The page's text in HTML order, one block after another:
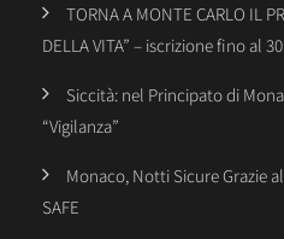
TORNA A MONTE CARLO IL
DELLA VITA” – iscrizione fino al
Siccità: nel Principato di
“Vigilanza”
Monaco, Notti Sicure Grazie
SAFE